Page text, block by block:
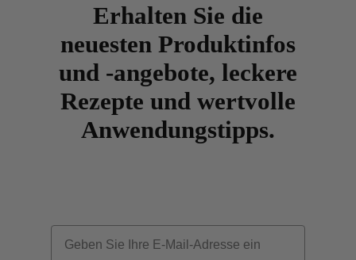
Erhalten Sie die
neuesten Produktinfos
und -angebote, leckere
Rezepte und wertvolle
Anwendungstipps.
Email